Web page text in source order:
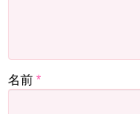
名前 *